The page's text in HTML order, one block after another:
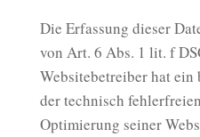
Die Erfassung dieser
von Art. 6 Abs. 1 lit. f
Websitebetreiber hat ein
der technisch
Optimierung seiner